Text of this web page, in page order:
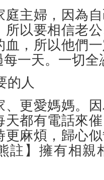
庭主婦，因為
所以要相信老
血，所以他們
一天。一切全
的人
更愛媽媽。
天都有電話來
更麻煩，歸心
註】擁有相親